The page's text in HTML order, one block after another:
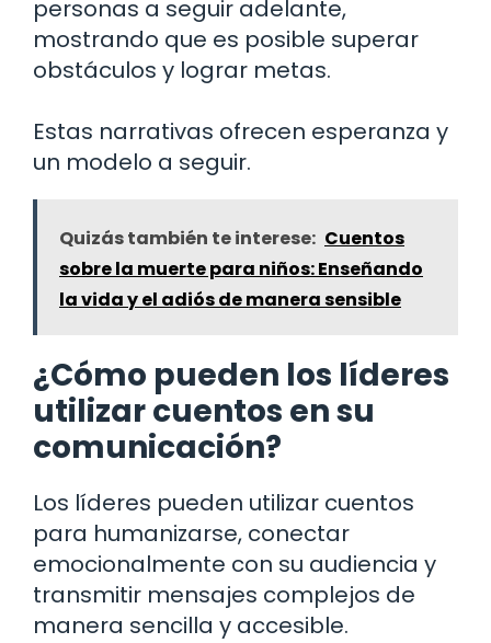
personas a seguir adelante,
mostrando que es posible superar
obstáculos y lograr metas.
Estas narrativas ofrecen esperanza y
un modelo a seguir.
Quizás también te interese: Cuentos
sobre la muerte para niños: Enseñando
la vida y el adiós de manera sensible
¿Cómo pueden los líderes
utilizar cuentos en su
comunicación?
Los líderes pueden utilizar cuentos
para humanizarse, conectar
emocionalmente con su audiencia y
transmitir mensajes complejos de
manera sencilla y accesible.